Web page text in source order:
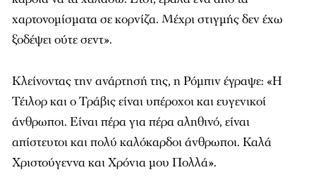
χαρτονομίσματα σε κορνίζα. Μέχρι στιγμής δεν έχω
ξοδέψει ούτε σεντ».
Κλείνοντας την ανάρτησή της, η Ρόμπιν έγραψε: «Η
Τέιλορ και ο Τράβις είναι υπέροχοι και ευγενικοί
άνθρωποι. Είναι πέρα για πέρα αληθινό, είναι
απίστευτοι και πολύ καλόκαρδοι άνθρωποι. Καλά
Χριστούγεννα και Χρόνια μου Πολλά».